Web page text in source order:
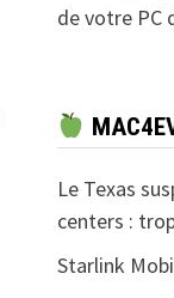
de votre PC
Le Texas
centers :
Starlink